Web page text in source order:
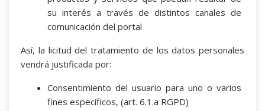
su interés a través de distintos canales de
comunicación del portal
Así, la licitud del tratamiento de los datos personales
vendrá justificada por:
Consentimiento del usuario para uno o varios
fines específicos, (art. 6.1.a RGPD)